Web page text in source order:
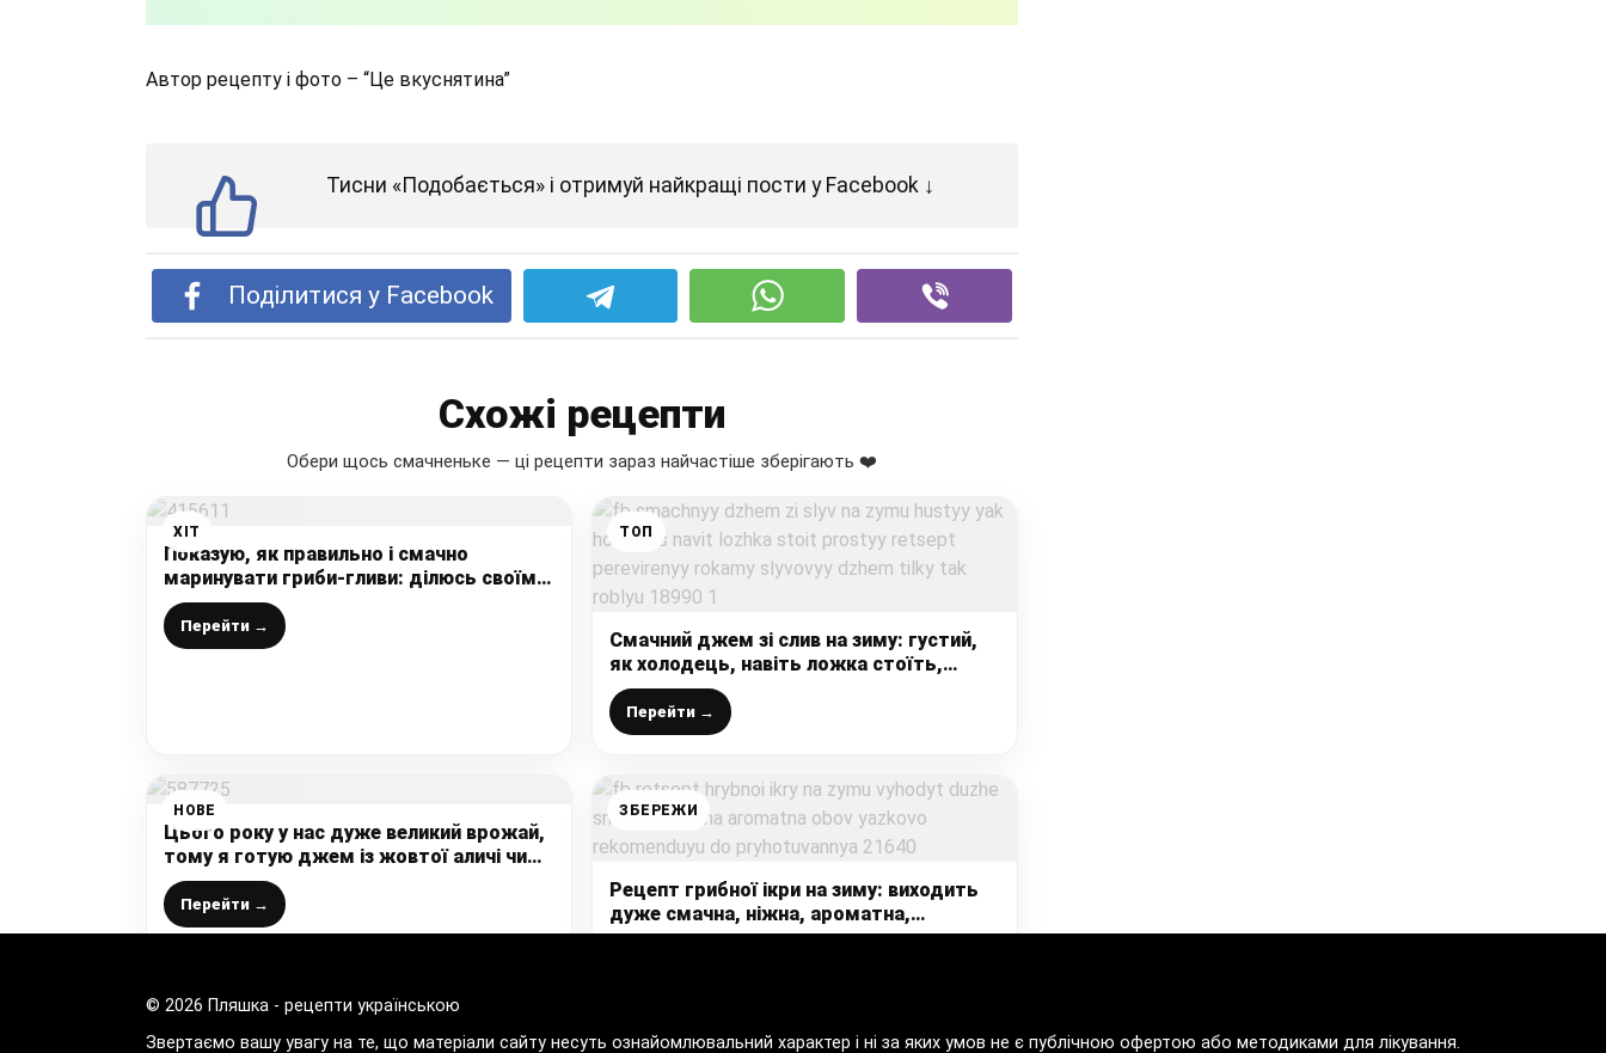
Автор рецепту і фото – “Це вкуснятина”
Тисни «Подобається» і отримуй найкращі пости у Facebook ↓
Поділитися у Facebook
Схожі рецепти
Обери щось смачненьке — ці рецепти зараз найчастіше зберігають ❤️
ХІТ
Показую, як правильно і смачно
маринувати гриби-гливи: ділюсь своїм
перевіреним рецептом приготування
без оцту
Перейти →
ТОП
Смачний джем зі слив на зиму: густий,
як холодець, навіть ложка стоїть,
простий рецепт перевірений роками,
сливовий джем тільки так роблю
Перейти →
НОВЕ
Цього року у нас дуже великий врожай,
тому я готую джем із жовтої аличі чи
сливи на зиму – дуже смачно і взимку
дуже рятує
Перейти →
ЗБЕРЕЖИ
Рецепт грибної ікри на зиму: виходить
дуже смачна, ніжна, ароматна,
обов’язково рекомендую до
© 2026 Пляшка - рецепти українською
Звертаємо вашу увагу на те, що матеріали сайту несуть ознайомлювальний характер і ні за яких умов не є публічною офертою або методиками для лікування.